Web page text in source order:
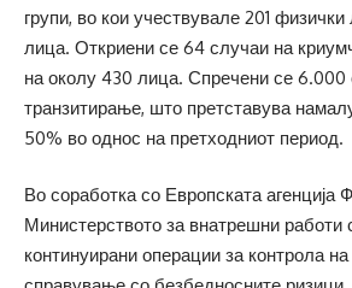
групи, во кои учествувале 201
лица. Откриени се 64 случаи на
на околу 430 лица. Спречени се 6.000
транзитирање, што претставува
50% во однос на претходниот период.
Во соработка со Европската
Министерството за внатрешни работи
континуирани операции за контрола